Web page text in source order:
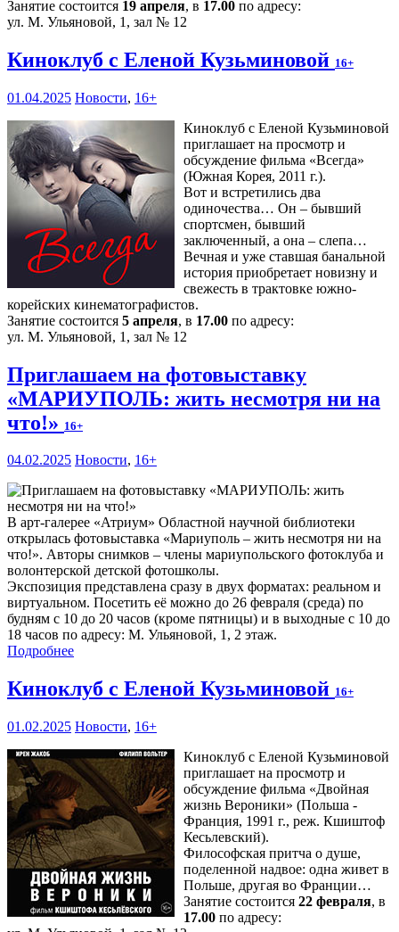
Занятие состоится 19 апреля, в 17.00 по адресу:
ул. М. Ульяновой, 1, зал № 12
Киноклуб с Еленой Кузьминовой 16+
01.04.2025 Новости, 16+
Киноклуб с Еленой Кузьминовой
приглашает на просмотр и
обсуждение фильма «Всегда»
(Южная Корея, 2011 г.).
Вот и встретились два
одиночества… Он – бывший
спортсмен, бывший
заключенный, а она – слепа…
Вечная и уже ставшая банальной
история приобретает новизну и
свежесть в трактовке южно-
корейских кинематографистов.
Занятие состоится 5 апреля, в 17.00 по адресу:
ул. М. Ульяновой, 1, зал № 12
Приглашаем на фотовыставку
«МАРИУПОЛЬ: жить несмотря ни на
что!» 16+
04.02.2025 Новости, 16+
В арт-галерее «Атриум» Областной научной библиотеки
открылась фотовыставка «Мариуполь – жить несмотря ни на
что!». Авторы снимков – члены мариупольского фотоклуба и
волонтерской детской фотошколы.
Экспозиция представлена сразу в двух форматах: реальном и
виртуальном. Посетить её можно до 26 февраля (среда) по
будням с 10 до 20 часов (кроме пятницы) и в выходные с 10 до
18 часов по адресу: М. Ульяновой, 1, 2 этаж.
Подробнее
Киноклуб с Еленой Кузьминовой 16+
01.02.2025 Новости, 16+
Киноклуб с Еленой Кузьминовой
приглашает на просмотр и
обсуждение фильма «Двойная
жизнь Вероники» (Польша -
Франция, 1991 г., реж. Кшиштоф
Кесьлевский).
Философская притча о душе,
поделенной надвое: одна живет в
Польше, другая во Франции…
Занятие состоится 22 февраля, в
17.00 по адресу: